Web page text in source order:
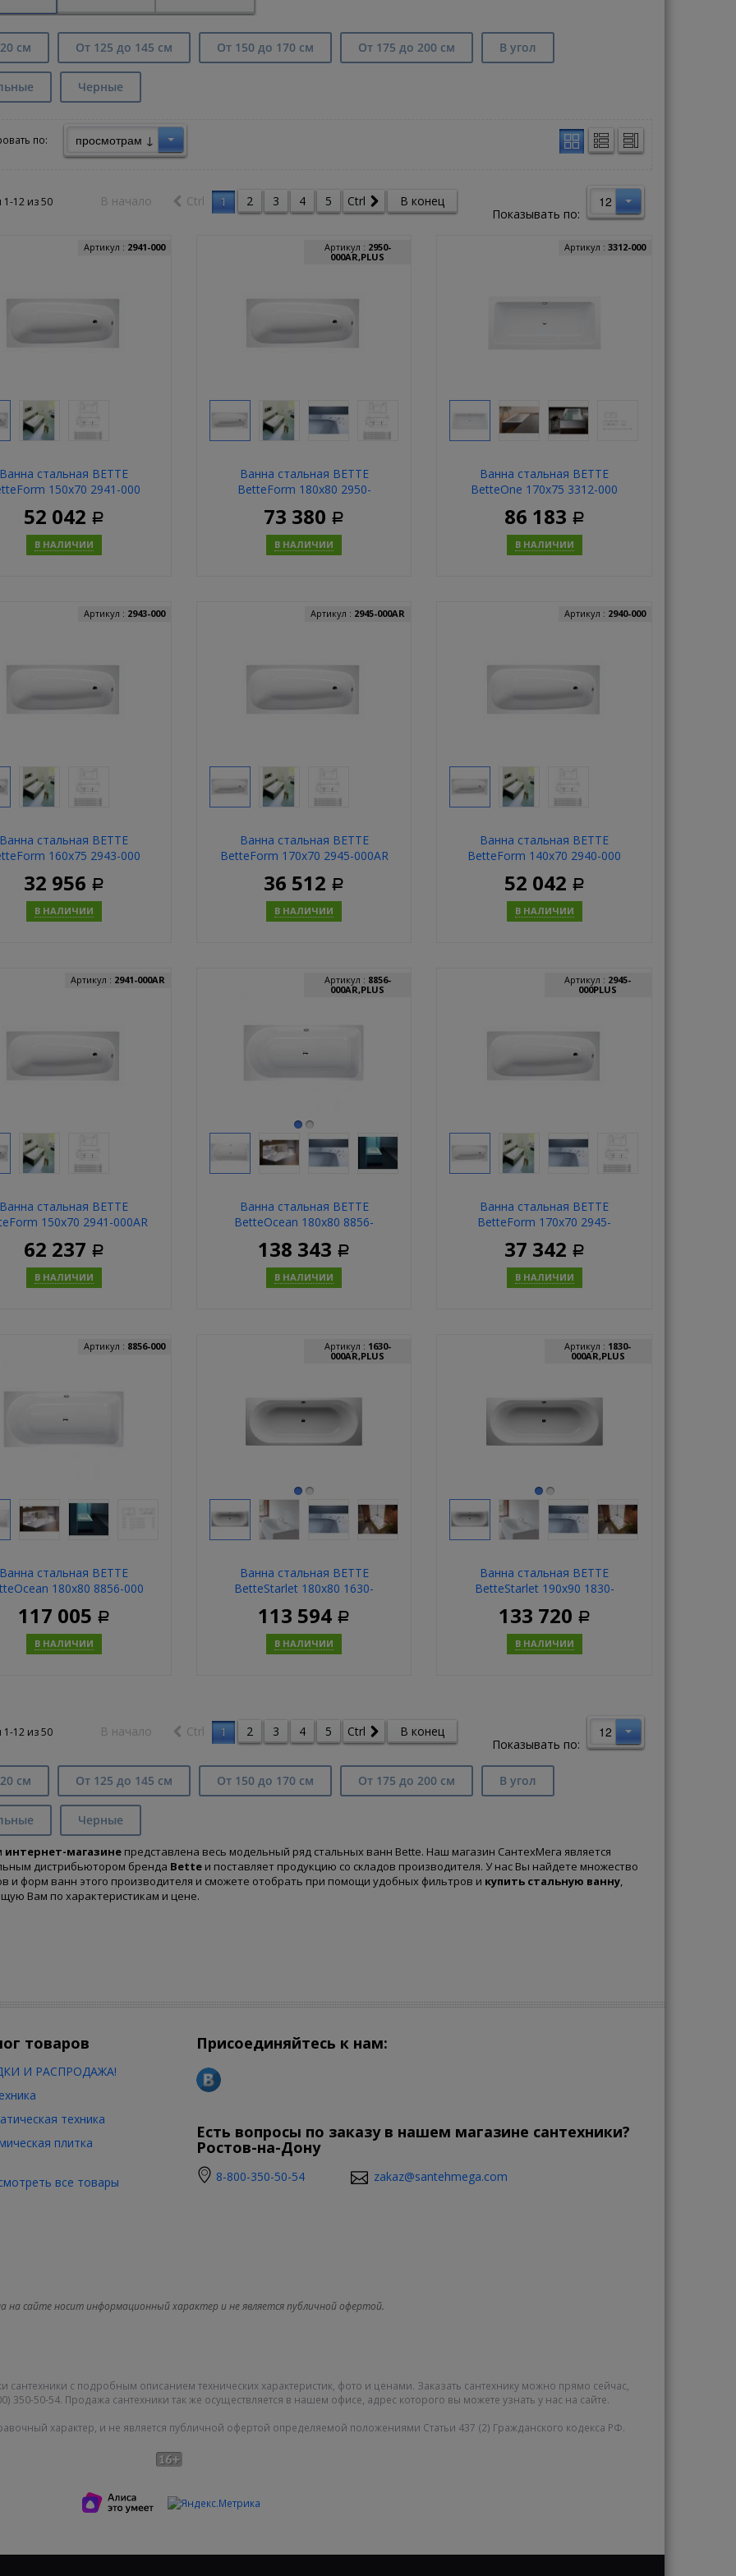
см От 125 до 145 см От 150 до 170 см От 175 до 200 см В угол
Черные
по: просмотрам ↓
Показывать по:
12
12 из50 В начало Ctrl 1 2 3 4 5 Ctrl В конец
Ванна стальная BETTE
150x70 2941-000
Артикул : 2941-000
52 042 Р
В НАЛИЧИИ
Купить
Ванна стальная BETTE
BetteForm 180x80 2950-
Артикул : 2950-
000AR,PLUS
73 380 Р
В НАЛИЧИИ
Купить
Ванна стальная BETTE
BetteOne 170x75 3312-000
Артикул : 3312-000
86 183 Р
В НАЛИЧИИ
Купить
Ванна стальная BETTE
160x75 2943-000
Артикул : 2943-000
32 956 Р
В НАЛИЧИИ
Купить
Ванна стальная BETTE
BetteForm 170x70 2945-000AR
Артикул : 2945-000AR
36 512 Р
В НАЛИЧИИ
Купить
Ванна стальная BETTE
BetteForm 140x70 2940-000
Артикул : 2940-000
52 042 Р
В НАЛИЧИИ
Купить
Ванна стальная BETTE
150x70 2941-000AR
Артикул : 2941-000AR
62 237 Р
В НАЛИЧИИ
Купить
Ванна стальная BETTE
BetteOcean 180x80 8856-
Артикул : 8856-
000AR,PLUS
138 343 Р
В НАЛИЧИИ
Купить
Ванна стальная BETTE
BetteForm 170x70 2945-
Артикул : 2945-
000PLUS
37 342 Р
В НАЛИЧИИ
Купить
Ванна стальная BETTE
180x80 8856-000
Артикул : 8856-000
117 005 Р
В НАЛИЧИИ
Ванна стальная BETTE
BetteStarlet 180x80 1630-
Артикул : 1630-
000AR,PLUS
113 594 Р
В НАЛИЧИИ
Ванна стальная BETTE
BetteStarlet 190x90 1830-
Артикул : 1830-
000AR,PLUS
133 720 Р
В НАЛИЧИИ
Показывать по:
12
12 из50 В начало Ctrl 1 2 3 4 5 Ctrl В конец
см От 125 до 145 см От 150 до 170 см От 175 до 200 см В угол
Черные
интернет-магазинепредставлена весь модельный ряд стальных ванн Bette. Наш магазин СантехМега является
дистрибьютором бренда Betteи поставляет продукцию со складов производителя. У нас Вы найдете множество
и форм ванн этого производителя и сможете отобрать при помощи удобных фильтров и купить стальную ванну,
Вам по характеристикам и цене.
товаров
И РАСПРОДАЖА!
техника
плитка
все товары
Присоединяйтесь к нам:
Есть вопросы по заказу в нашем магазине сантехники?
Ростов-на-Дону
8-800-350-50-54 zakaz@santehmega.com
на сайте носит информационный характер и не является публичной офертой.
с подробным описанием технических характеристик, фото и ценами. Заказать сантехнику можно прямо сейчас,
350-50-54. Продажа сантехники так же осуществляется в нашем офисе, адрес которого вы можете узнать у нас на сайте.
характер, и не является публичной офертой определяемой положениями Статьи 437 (2) Гражданского кодекса РФ.